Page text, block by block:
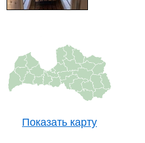
Показать карту